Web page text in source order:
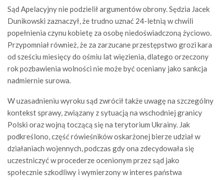
Sąd Apelacyjny nie podzielił argumentów obrony. Sędzia Jacek
Dunikowski zaznaczył, że trudno uznać 24-letnią w chwili
popełnienia czynu kobietę za osobę niedoświadczoną życiowo.
Przypomniał również, że za zarzucane przestępstwo grozi kara
od sześciu miesięcy do ośmiu lat więzienia, dlatego orzeczony
rok pozbawienia wolności nie może być oceniany jako sankcja
nadmiernie surowa.
W uzasadnieniu wyroku sąd zwrócił także uwagę na szczególny
kontekst sprawy, związany z sytuacją na wschodniej granicy
Polski oraz wojną toczącą się na terytorium Ukrainy. Jak
podkreślono, część rówieśników oskarżonej bierze udział w
działaniach wojennych, podczas gdy ona zdecydowała się
uczestniczyć w procederze ocenionym przez sąd jako
społecznie szkodliwy i wymierzony w interes państwa